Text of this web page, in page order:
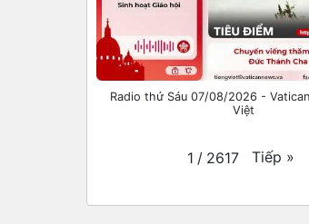
Radio thứ Sáu 07/08/2026 -
Việt
1 / 2617 Tiếp »